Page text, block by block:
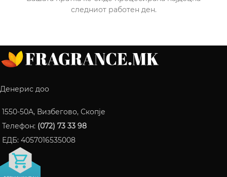
следниот работен ден.
Денерис доо
1550-50A, Визбегово, Скопје
Телефон: (072) 73 33 98
ЕДБ: 4057016535008